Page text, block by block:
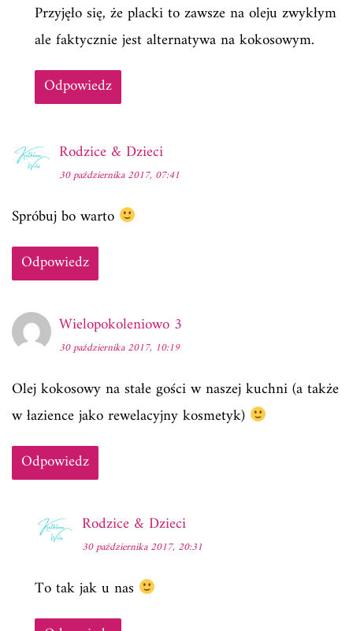
Przyjęło się, że placki to zawsze na oleju zwykłym
ale faktycznie jest alternatywa na kokosowym.
Odpowiedz
Rodzice & Dzieci
30 października 2017, 07:41
Spróbuj bo warto
Odpowiedz
Wielopokoleniowo 3
30 października 2017, 10:19
Olej kokosowy na stałe gości w naszej kuchni (a także
w łazience jako rewelacyjny kosmetyk)
Odpowiedz
Rodzice & Dzieci
30 października 2017, 20:31
To tak jak u nas